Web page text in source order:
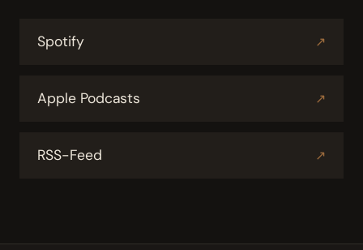
Spotify ↗
Apple Podcasts ↗
RSS-Feed ↗